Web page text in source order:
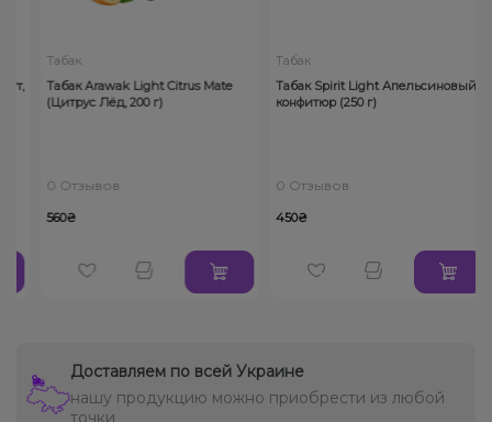
Табак
Табак Arawak Light Citrus Mate
(Цитрус Лёд, 200 г)
0 Отзывов
560₴
Табак
Табак Spirit Light Апельсиновый
конфитюр (250 г)
0 Отзывов
450₴
Доставляем по всей Украине
нашу продукцию можно приобрести из любой
точки